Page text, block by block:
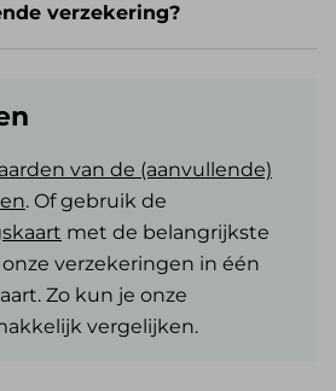
verzekering?
van de (aanvullende)
. Of gebruik de
met de belangrijkste
verzekeringen in één
Zo kun je onze
vergelijken.